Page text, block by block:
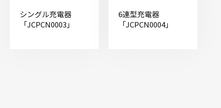
シングル充電器
「JCPCN0003」
6連型充電器
「JCPCN0004」